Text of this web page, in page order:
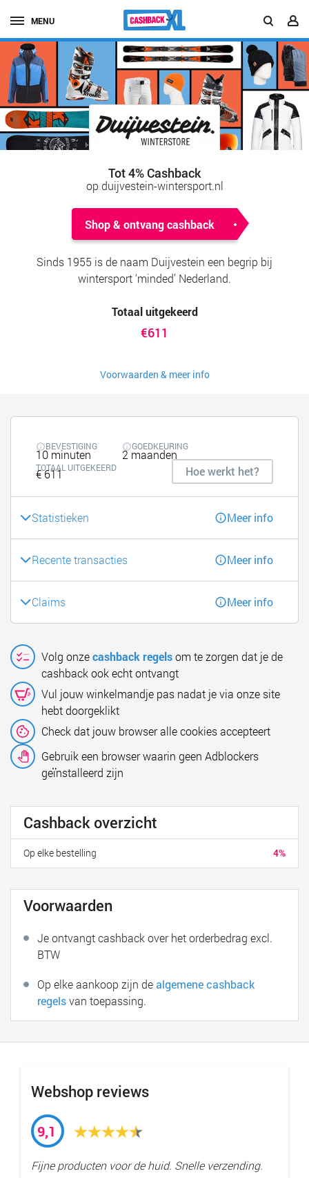
MENU
Tot 4% Cashback
op duijvestein-wintersport.nl
Shop & ontvang cashback
Sinds 1955 is de naam Duijvestein een begrip bij
wintersport ‘minded’ Nederland.
Totaal uitgekeerd
€611
Voorwaarden & meer info
BEVESTIGING
10 minuten
GOEDKEURING
2 maanden
TOTAAL UITGEKEERD
€ 611 Hoe werkt het?
Statistieken Meer info
Recente transacties Meer info
Claims Meer info
Volg onzecashback regelsom te zorgen dat je de
cashback ook echt ontvangt
Vul jouw winkelmandje pas nadat je via onze site
hebt doorgeklikt
Check dat jouw browser alle cookies accepteert
Gebruik een browser waarin geen Adblockers
geïnstalleerd zijn
Cashback overzicht
4%
Op elke bestelling
Voorwaarden
Je ontvangt cashback over het orderbedrag excl.
BTW
Op elke aankoop zijn dealgemene cashback
regelsvan toepassing.
Webshop reviews
9,1
Fijne producten voor de huid. Snelle verzending.